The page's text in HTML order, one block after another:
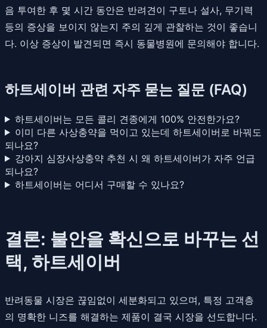
음 투여한 후 몇 시간 동안은 반려견이 구토나 설사, 무기력
등의 증상을 보이지 않는지 주의 깊게 관찰하는 것이 좋습니
다. 이상 증상이 발견되면 즉시 동물병원에 문의해야 합니다.
하트세이버 관련 자주 묻는 질문 (FAQ)
하트세이버는 모든 콜리 견종에게 100% 안전한가요?
이미 다른 사상충약을 먹이고 있는데 하트세이버로 바꿔도
되나요?
강아지 심장사상충약 추천 시 왜 하트세이버가 자주 언급
되나요?
하트세이버는 어디서 구매할 수 있나요?
결론: 불안을 확신으로 바꾸는 선
택, 하트세이버
반려동물 시장은 끊임없이 세분화되고 있으며, 특정 고객층
의 명확한 니즈를 해결하는 제품이 결국 시장을 선도합니다.